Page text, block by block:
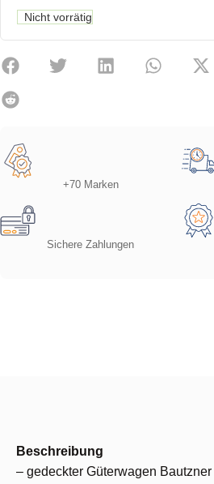
Nicht vorrätig
+70 Marken
Sichere Zahlungen
Beschreibung
– gedeckter Güterwagen Bautzner